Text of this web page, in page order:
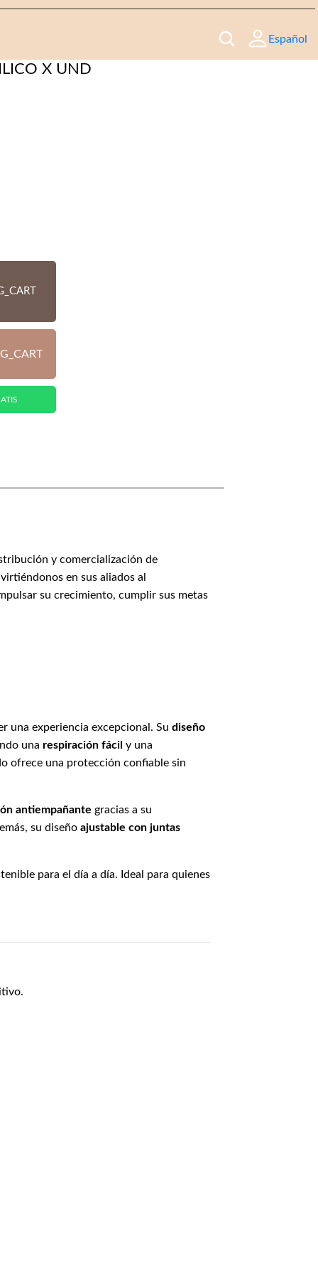
Español
X UND
y comercialización de
en sus aliados al
su crecimiento, cumplir sus metas
una experiencia excepcional. Su diseño
una respiración fácil y una
ofrece una protección confiable sin
antiempañante gracias a su
su diseño ajustable con juntas
para el día a día. Ideal para quienes